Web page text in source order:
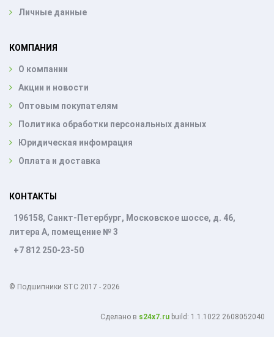
Личные данные
КОМПАНИЯ
О компании
Акции и новости
Оптовым покупателям
Политика обработки персональных данных
Юридическая инфомрация
Оплата и доставка
КОНТАКТЫ
196158, Санкт-Петербург, Московское шоссе, д. 46,
литера А, помещение № 3
+7 812 250-23-50
© Подшипники STC 2017 - 2026
Cделано в s24x7.ru build: 1.1.1022 2608052040